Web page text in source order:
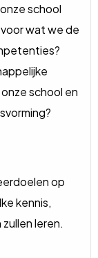
school
wat we de
school en
op
kennis,
leren.